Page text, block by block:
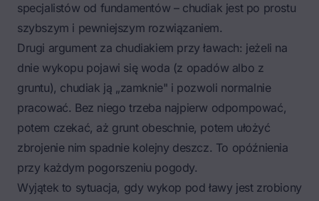
specjalistów od fundamentów – chudiak jest po prostu
szybszym i pewniejszym rozwiązaniem.
Drugi argument za chudiakiem przy ławach: jeżeli na
dnie wykopu pojawi się woda (z opadów albo z
gruntu), chudiak ją „zamknie" i pozwoli normalnie
pracować. Bez niego trzeba najpierw odpompować,
potem czekać, aż grunt obeschnie, potem ułożyć
zbrojenie nim spadnie kolejny deszcz. To opóźnienia
przy każdym pogorszeniu pogody.
Wyjątek to sytuacja, gdy wykop pod ławy jest zrobiony